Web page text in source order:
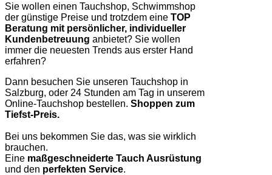
Sie wollen einen Tauchshop, Schwimmshop
der günstige Preise und trotzdem eine TOP
Beratung mit persönlicher, individueller
Kundenbetreuung anbietet? Sie wollen
immer die neuesten Trends aus erster Hand
erfahren?
Dann besuchen Sie unseren Tauchshop in
Salzburg, oder 24 Stunden am Tag in unserem
Online-Tauchshop bestellen. Shoppen zum
Tiefst-Preis.
Bei uns bekommen Sie das, was sie wirklich
brauchen.
Eine maßgeschneiderte Tauch Ausrüstung
und den perfekten Service.